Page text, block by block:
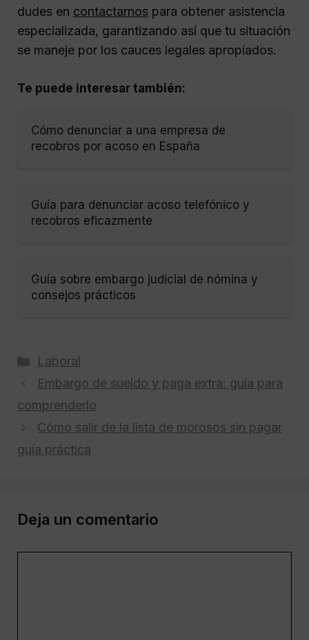
dudes en contactarnos para obtener asistencia
especializada, garantizando así que tu situación
se maneje por los cauces legales apropiados.
Te puede interesar también:
Cómo denunciar a una empresa de
recobros por acoso en España
Guía para denunciar acoso telefónico y
recobros eficazmente
Guía sobre embargo judicial de nómina y
consejos prácticos
Categorías
Laboral
Embargo de sueldo y paga extra: guía para
comprenderlo
Cómo salir de la lista de morosos sin pagar
guía práctica
Deja un comentario